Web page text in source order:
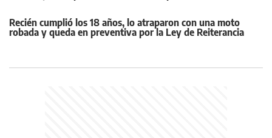
Recién cumplió los 18 años, lo atraparon con una moto
robada y queda en preventiva por la Ley de Reiterancia